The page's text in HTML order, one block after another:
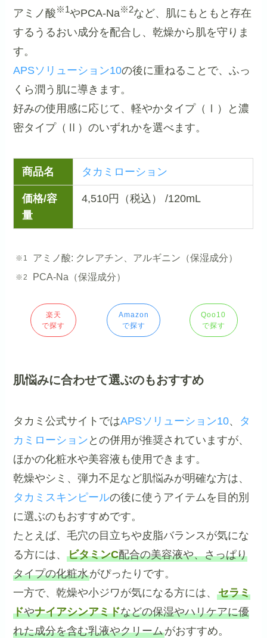
アミノ酸※1やPCA-Na※2など、肌にもともと存在
するうるおい成分を配合し、乾燥から肌を守りま
す。
APSソリューション10の後に重ねることで、ふっ
くら潤う肌に導きます。
好みの使用感に応じて、軽やかタイプ（Ⅰ）と濃
密タイプ（Ⅱ）のいずれかを選べます。
商品名 タカミローション
価格/容
量
4,510円（税込） /120mL
アミノ酸: クレアチン、アルギニン（保湿成分）
PCA-Na（保湿成分）
楽天
で探す
Amazon
で探す
Qoo10
で探す
肌悩みに合わせて選ぶのもおすすめ
タカミ公式サイトではAPSソリューション10、 タ
カミローション との併用が推奨されていますが、
ほかの化粧水や美容液も使用できます。
乾燥やシミ、弾力不足など肌悩みが明確な方は、
タカミスキンピールの後に使うアイテムを目的別
に選ぶのもおすすめです。
たとえば、毛穴の目立ちや皮脂バランスが気にな
る方には、ビタミンC配合の美容液や、さっぱり
タイプの化粧水がぴったりです。
一方で、乾燥や小ジワが気になる方には、セラミ
ドやナイアシンアミドなどの保湿やハリケアに優
れた成分を含む乳液やクリームがおすすめ。